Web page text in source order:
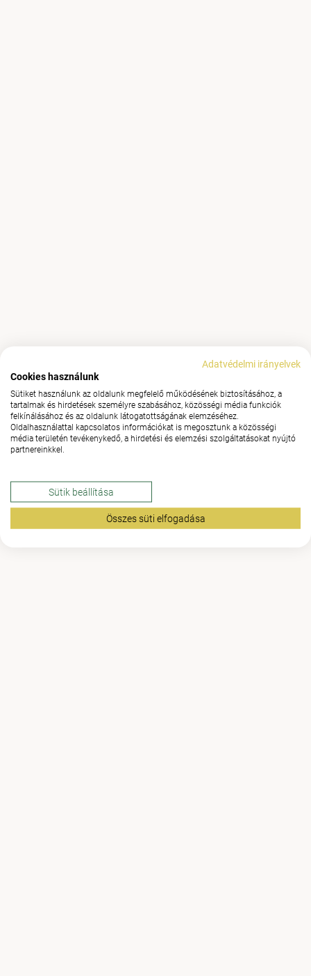
Adatvédelmi irányelvek
Cookies használunk
Sütiket használunk az oldalunk megfelelő működésének biztosításához, a
tartalmak és hirdetések személyre szabásához, közösségi média funkciók
felkínálásához és az oldalunk látogatottságának elemzéséhez.
Oldalhasználattal kapcsolatos információkat is megosztunk a közösségi
média területén tevékenykedő, a hirdetési és elemzési szolgáltatásokat nyújtó
partnereinkkel.
Sütik beállítása
Összes süti elfogadása